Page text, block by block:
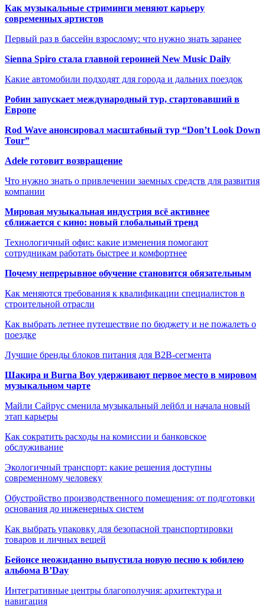
Как музыкальные стриминги меняют карьеру
современных артистов
Первый раз в бассейн взрослому: что нужно знать заранее
Sienna Spiro стала главной героиней New Music Daily
Какие автомобили подходят для города и дальних поездок
Робин запускает международный тур, стартовавший в
Европе
Rod Wave анонсировал масштабный тур “Don’t Look Down
Tour”
Adele готовит возвращение
Что нужно знать о привлечении заемных средств для развития
компании
Мировая музыкальная индустрия всё активнее
сближается с кино: новый глобальный тренд
Технологичный офис: какие изменения помогают
сотрудникам работать быстрее и комфортнее
Почему непрерывное обучение становится обязательным
Как меняются требования к квалификации специалистов в
строительной отрасли
Как выбрать летнее путешествие по бюджету и не пожалеть о
поездке
Лучшие бренды блоков питания для B2B-сегмента
Шакира и Burna Boy удерживают первое место в мировом
музыкальном чарте
Майли Сайрус сменила музыкальный лейбл и начала новый
этап карьеры
Как сократить расходы на комиссии и банковское
обслуживание
Экологичный транспорт: какие решения доступны
современному человеку
Обустройство производственного помещения: от подготовки
основания до инженерных систем
Как выбрать упаковку для безопасной транспортировки
товаров и личных вещей
Бейонсе неожиданно выпустила новую песню к юбилею
альбома B’Day
Интегративные центры благополучия: архитектура и
навигация